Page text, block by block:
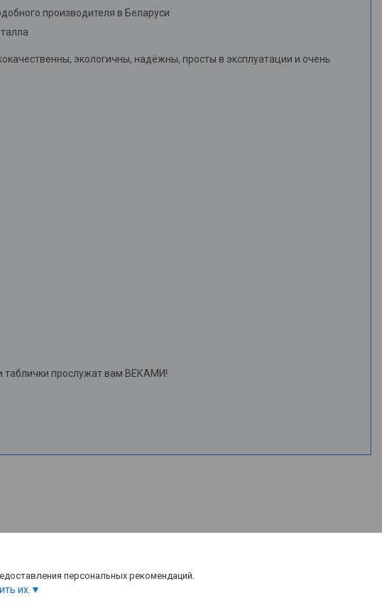
производителя в Беларуси
экологичны, надёжны, просты в эксплуатации и очень
таблички прослужат вам ВЕКАМИ!
персональных рекомендаций.
их.